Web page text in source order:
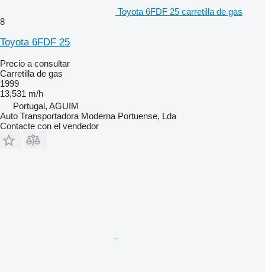
Toyota 6FDF 25 carretilla de gas
8
Toyota 6FDF 25
Precio a consultar
Carretilla de gas
1999
13,531 m/h
Portugal, AGUIM
Auto Transportadora Moderna Portuense, Lda
Contacte con el vendedor